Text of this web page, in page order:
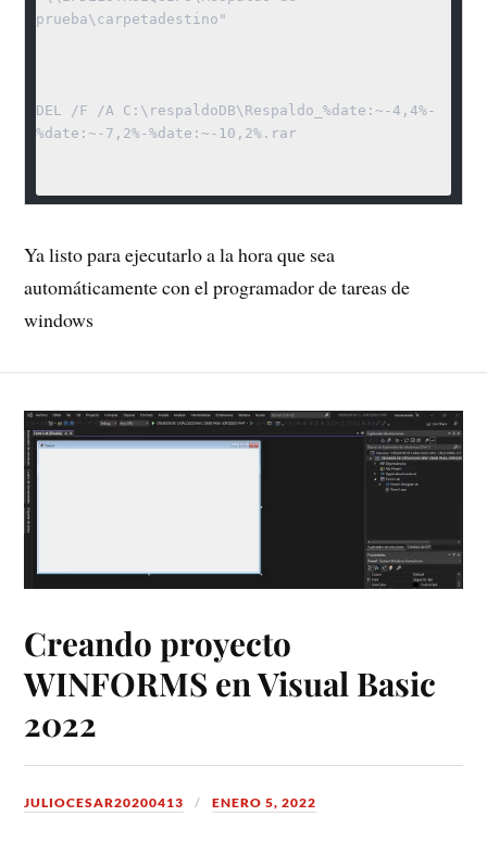
prueba\carpetadestino"
DEL /F /A C:\respaldoDB\Respaldo_%date:~-4,4%-
%date:~-7,2%-%date:~-10,2%.rar
Ya listo para ejecutarlo a la hora que sea
automáticamente con el programador de tareas de
windows
Creando proyecto
WINFORMS en Visual Basic
2022
JULIOCESAR20200413 ENERO 5, 2022